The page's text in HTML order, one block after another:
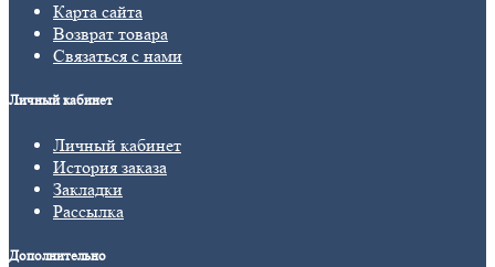
Карта сайта
Возврат товара
Связаться с нами
Личный кабинет
Личный кабинет
История заказа
Закладки
Рассылка
Дополнительно